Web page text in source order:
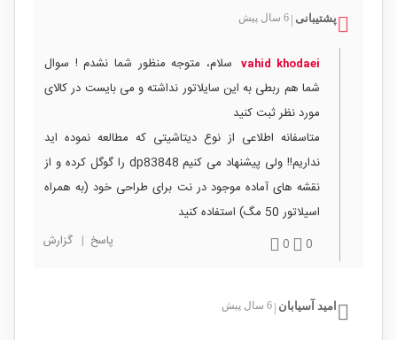
پشتیبانی | 6 سال پیش
vahid khodaei سلام، متوجه منظور شما نشدم ! سوال
شما هم ربطی به این سایلاتور نداشته و می بایست در کالای
مورد نظر ثبت کنید
متاسفانه اطلاعی از نوع دیتاشیتی که مطالعه نموده اید
نداریم!! ولی پیشنهاد می کنیم dp83848 را گوگل کرده و از
نقشه های آماده موجود در نت برای طراحی خود (به همراه
اسیلاتور 50 مگ) استفاده کنید
0
0 پاسخ | گزارش
امید آسیابان | 6 سال پیش